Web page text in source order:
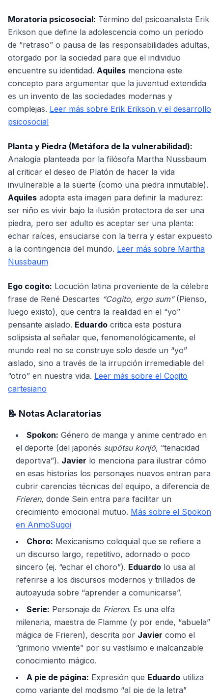
Moratoria psicosocial: Término del psicoanalista Erik
Erikson que define la adolescencia como un periodo
de “retraso” o pausa de las responsabilidades adultas,
otorgado por la sociedad para que el individuo
encuentre su identidad. Aquiles menciona este
concepto para argumentar que la juventud extendida
es un invento de las sociedades modernas y
complejas. Leer más sobre Erik Erikson y el desarrollo
psicosocial
Planta y Piedra (Metáfora de la vulnerabilidad):
Analogía planteada por la filósofa Martha Nussbaum
al criticar el deseo de Platón de hacer la vida
invulnerable a la suerte (como una piedra inmutable).
Aquiles adopta esta imagen para definir la madurez:
ser niño es vivir bajo la ilusión protectora de ser una
piedra, pero ser adulto es aceptar ser una planta:
echar raíces, ensuciarse con la tierra y estar expuesto
a la contingencia del mundo. Leer más sobre Martha
Nussbaum
Ego cogito: Locución latina proveniente de la célebre
frase de René Descartes “Cogito, ergo sum”(Pienso,
luego existo), que centra la realidad en el “yo”
pensante aislado. Eduardo critica esta postura
solipsista al señalar que, fenomenológicamente, el
mundo real no se construye solo desde un “yo”
aislado, sino a través de la irrupción irremediable del
“otro” en nuestra vida. Leer más sobre el Cogito
cartesiano
📝 Notas Aclaratorias
Spokon: Género de manga y anime centrado en
el deporte (del japonés supōtsu konjō, “tenacidad
deportiva”). Javier lo menciona para ilustrar cómo
en esas historias los personajes nuevos entran para
cubrir carencias técnicas del equipo, a diferencia de
Frieren, donde Sein entra para facilitar un
crecimiento emocional mutuo. Más sobre el Spokon
en AnmoSugoi
Choro: Mexicanismo coloquial que se refiere a
un discurso largo, repetitivo, adornado o poco
sincero (ej. “echar el choro”). Eduardo lo usa al
referirse a los discursos modernos y trillados de
autoayuda sobre “aprender a comunicarse”.
Serie: Personaje de Frieren. Es una elfa
milenaria, maestra de Flamme (y por ende, “abuela”
mágica de Frieren), descrita por Javier como el
“grimorio viviente” por su vastísimo e inalcanzable
conocimiento mágico.
A pie de página: Expresión que Eduardo utiliza
como variante del modismo “al pie de la letra”